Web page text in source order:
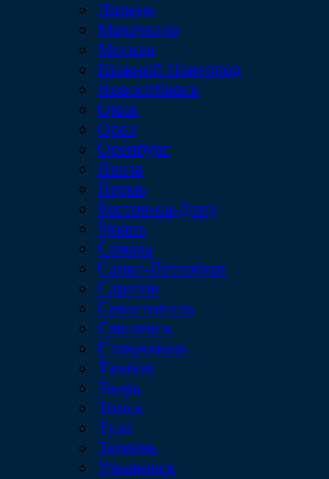
Липецк
Махачкала
Москва
Нижний Новгород
Новосибирск
Омск
Орел
Оренбург
Пенза
Пермь
Ростов-на-Дону
Рязань
Самара
Санкт-Петербург
Саратов
Севастополь
Смоленск
Ставрополь
Тамбов
Тверь
Томск
Тула
Тюмень
Ульяновск